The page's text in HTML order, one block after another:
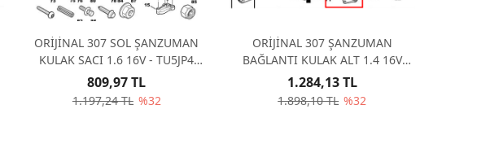
ORİJİNAL 307 SOL ŞANZUMAN
KULAK SACI 1.6 16V - TU5JP4
OTOMATİK ŞANZUMAN EW10J4
181372
1.197,24 TL %32
809,97 TL
ORİJİNAL 307 ŞANZUMAN
BAĞLANTI KULAK ALT 1.4 16V
TU5JP4 MA ŞANZUMAN 181368
1.898,10 TL %32
1.284,13 TL